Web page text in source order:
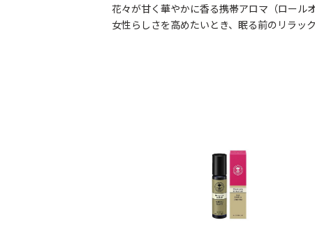
花々が甘く華やかに香る携帯アロマ（ロール
女性らしさを高めたいとき、眠る前のリラッ